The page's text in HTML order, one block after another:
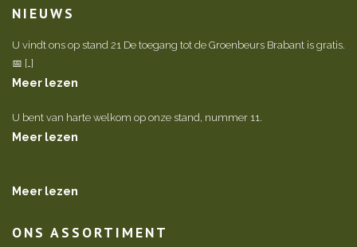
NIEUWS
U vindt ons op stand 21 De toegang tot de Groenbeurs Brabant is gratis.
📅 […]
Meer lezen
U bent van harte welkom op onze stand, nummer 11.
Meer lezen
Meer lezen
ONS ASSORTIMENT